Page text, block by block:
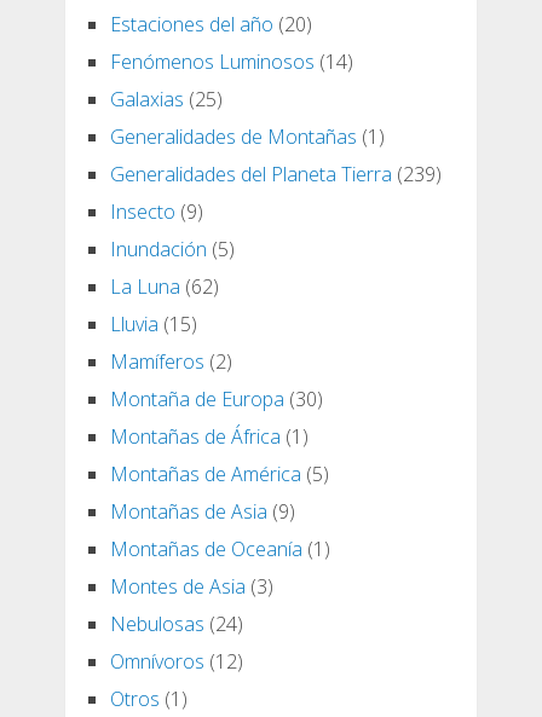
Estaciones del año (20)
Fenómenos Luminosos (14)
Galaxias (25)
Generalidades de Montañas (1)
Generalidades del Planeta Tierra (239)
Insecto (9)
Inundación (5)
La Luna (62)
Lluvia (15)
Mamíferos (2)
Montaña de Europa (30)
Montañas de África (1)
Montañas de América (5)
Montañas de Asia (9)
Montañas de Oceanía (1)
Montes de Asia (3)
Nebulosas (24)
Omnívoros (12)
Otros (1)